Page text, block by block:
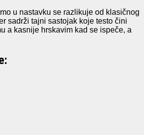
u nastavku se razlikuje od klasičnog
sadrži tajni sastojak koje testo čini
a kasnije hrskavim kad se ispeče, a